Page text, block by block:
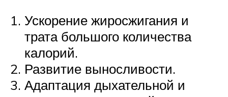
Ускорение жиросжигания и
трата большого количества
калорий.
Развитие выносливости.
Адаптация дыхательной и